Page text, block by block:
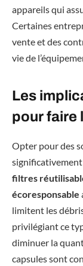
appareils qui
Certaines
vente et des
vie de
Les
pour faire
Opter pour des
filtres
écoresponsable
limitent les
privilégiant ce
diminuer la
capsules sont